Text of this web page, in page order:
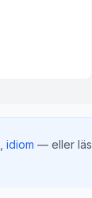
idiom — eller läs